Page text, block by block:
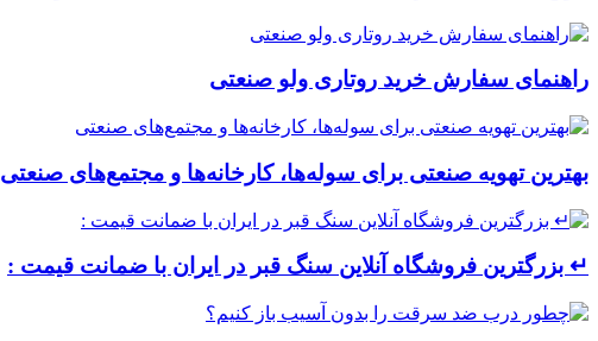
راهنمای سفارش خرید روتاری ولو صنعتی
بهترین تهویه صنعتی برای سوله‌ها، کارخانه‌ها و مجتمع‌های صنعتی
↵ بزرگترین فروشگاه آنلاین سنگ قبر در ایران با ضمانت قیمت :